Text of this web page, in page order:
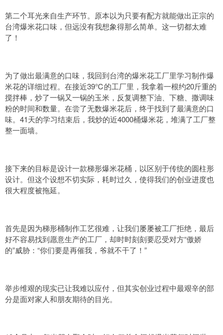
第二个耳光来自生产环节。原本以为只要有配方就能做出正宗的
台湾爆米花口味，但远没有我想象得那么简单。这一切都太难
了！
为了做出最满意的口味，我回到台湾的爆米花工厂里学习制作爆
米花的详细过程。在接近39℃的工厂里，我拿着一根约20斤重的
搅拌棒，炒了一锅又一锅的玉米，反复调整下油、下糖、撒调味
粉的时间和数量。在尝了无数爆米花后，终于找到了最满意的口
味。41天的学习结束后，我炒的近4000桶爆米花，堆满了工厂整
整一面墙。
接下来的目标是设计一款梯形爆米花桶，以区别于传统的圆柱形
设计。但这个设想不切实际，耗时过久，使得我们的创业进度也
很大程度被拖延。
首先是因为梯形桶制作工艺很难，让我们屡屡被工厂拒绝，最后
好不容易找到愿意生产的工厂，却时时刻刻要忍受对方“傲娇
的”威胁：“你们要是再催我，爷就不干了！”
举步维艰的现实已让我难以应付，但其实创业过程中最艰辛的部
分是面对家人和朋友期待的目光。